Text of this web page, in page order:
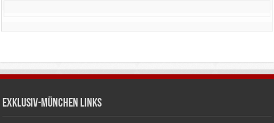
Exklusiv-München Links